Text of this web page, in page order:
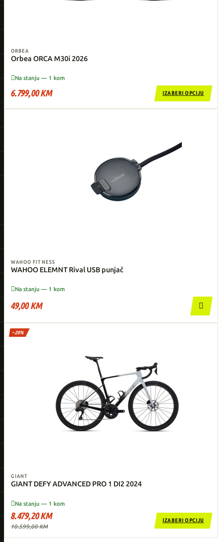
ORBEA
Orbea ORCA M30i 2026
Na stanju — 1 kom
6.799,00 KM IZABERI OPCIJU
WAHOO FITNESS
WAHOO ELEMNT Rival USB punjač
Na stanju — 1 kom
49,00 KM 
−20%
GIANT
GIANT DEFY ADVANCED PRO 1 DI2 2024
Na stanju — 1 kom
8.479,20 KM
10.599,00 KM
IZABERI OPCIJU